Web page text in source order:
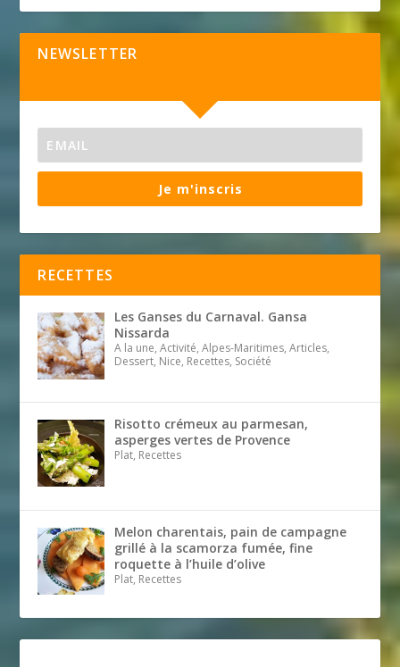
NEWSLETTER
Je m'inscris
RECETTES
Les Ganses du Carnaval. Gansa
Nissarda
A la une, Activité, Alpes-Maritimes, Articles,
Dessert, Nice, Recettes, Société
Risotto crémeux au parmesan,
asperges vertes de Provence
Plat, Recettes
Melon charentais, pain de campagne
grillé à la scamorza fumée, fine
roquette à l’huile d’olive
Plat, Recettes